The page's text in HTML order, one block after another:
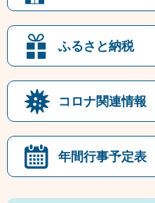
ふるさと納税
コロナ関連情報
年間行事予定表